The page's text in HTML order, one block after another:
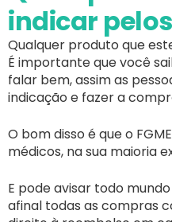
indicar
Qualquer produto que
É importante que você
falar bem, assim as
indicação e fazer a
O bom disso é que o
médicos, na sua maioria
E pode avisar todo
afinal todas as compras